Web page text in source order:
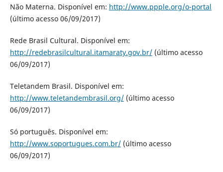
Não Materna. Disponível em: http://www.ppple.org/o-portal
(último acesso 06/09/2017)
Rede Brasil Cultural. Disponível em:
http://redebrasilcultural.itamaraty.gov.br/(último acesso
06/09/2017)
Teletandem Brasil. Disponível em:
http://www.teletandembrasil.org/(último acesso
06/09/2017)
Só português. Disponível em:
http://www.soportugues.com.br/(último acesso
06/09/2017)